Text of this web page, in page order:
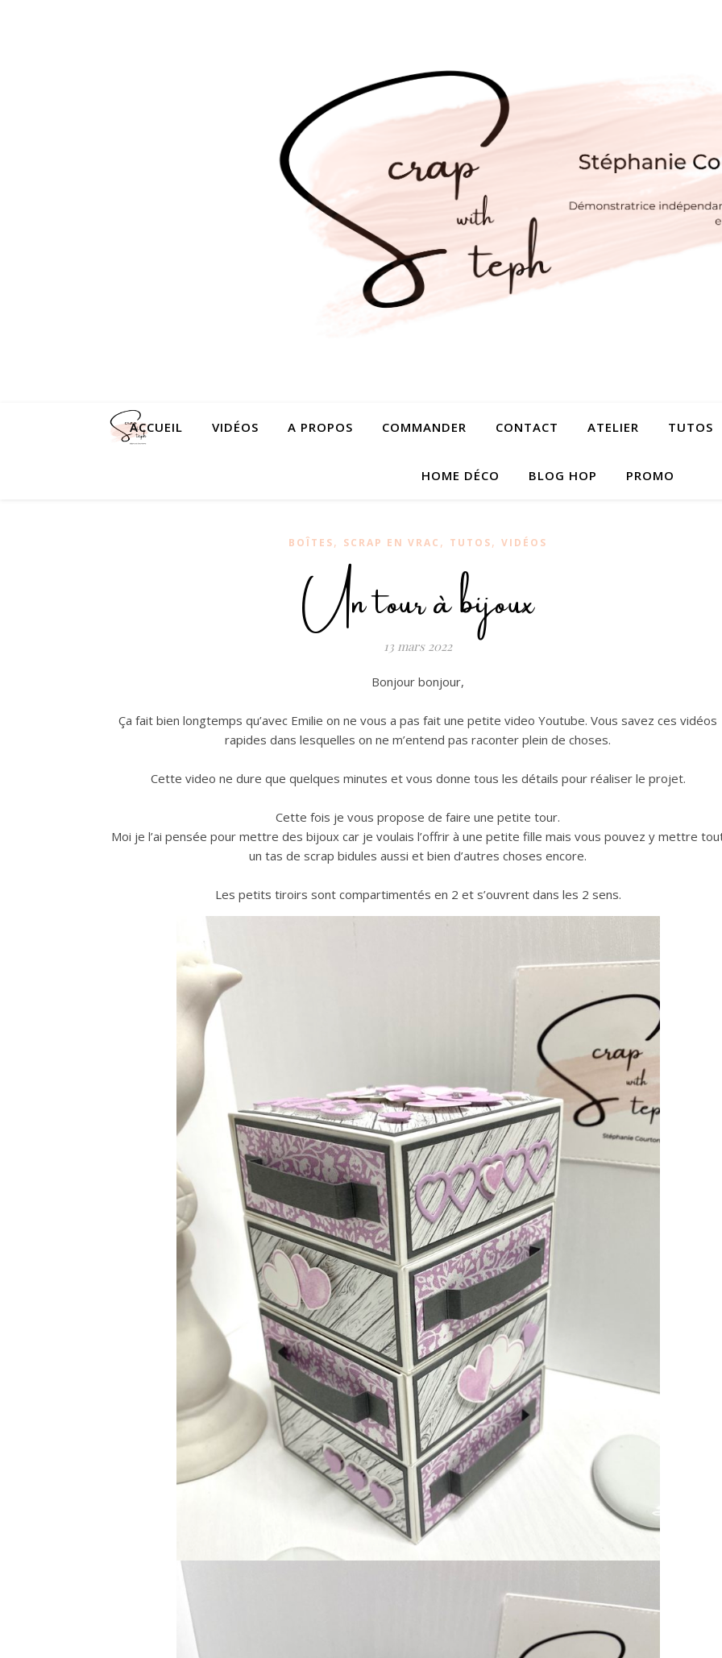
ACCUEIL VIDÉOS A PROPOS COMMANDER CONTACT ATELIER TUTOS
HOME DÉCO BLOG HOP PROMO
BOÎTES, SCRAP EN VRAC , TUTOS, VIDÉOS
Un tour à bijoux
13 mars 2022
Bonjour bonjour,
Ça fait bien longtemps qu’avec Emilie on ne vous a pas fait une petite video Youtube. Vous savez ces vidéos
rapides dans lesquelles on ne m’entend pas raconter plein de choses.
Cette video ne dure que quelques minutes et vous donne tous les détails pour réaliser le projet.
Cette fois je vous propose de faire une petite tour.
Moi je l’ai pensée pour mettre des bijoux car je voulais l’offrir à une petite fille mais vous pouvez y mettre
un tas de scrap bidules aussi et bien d’autres choses encore.
Les petits tiroirs sont compartimentés en 2 et s’ouvrent dans les 2 sens.